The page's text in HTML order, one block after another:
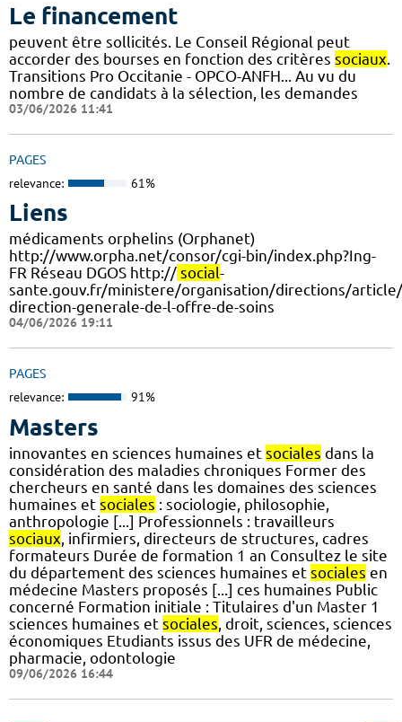
Le financement
peuvent être sollicités. Le Conseil Régional peut
accorder des bourses en fonction des critères sociaux
Transitions Pro Occitanie - OPCO-ANFH... Au vu du
nombre de candidats à la sélection, les demandes
03/06/2026 11:41
PAGES
relevance: 61%
Liens
médicaments orphelins (Orphanet)
http://www.orpha.net/consor/cgi-bin/index.php?Ing-
FR Réseau DGOS http:// social-
sante.gouv.fr/ministere/organisation/directions/
direction-generale-de-l-offre-de-soins
04/06/2026 19:11
PAGES
relevance: 91%
Masters
innovantes en sciences humaines et sociales dans la
considération des maladies chroniques Former des
chercheurs en santé dans les domaines des sciences
humaines et sociales : sociologie, philosophie,
anthropologie [...] Professionnels : travailleurs
sociaux , infirmiers, directeurs de structures, cadres
formateurs Durée de formation 1 an Consultez le site
du département des sciences humaines et sociales en
médecine Masters proposés [...] ces humaines Public
concerné Formation initiale : Titulaires d'un Master 1
sciences humaines et sociales , droit, sciences, sciences
économiques Etudiants issus des UFR de médecine,
pharmacie, odontologie
09/06/2026 16:44